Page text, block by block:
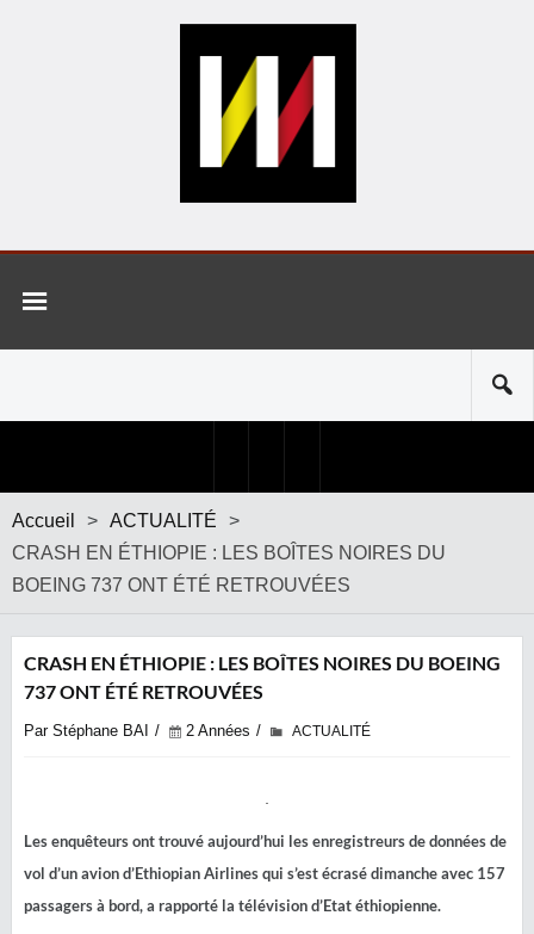
Accueil > ACTUALITÉ
>
CRASH EN ÉTHIOPIE : LES BOÎTES NOIRES DU
BOEING 737 ONT ÉTÉ RETROUVÉES
CRASH EN ÉTHIOPIE : LES BOÎTES NOIRES DU BOEING
737 ONT ÉTÉ RETROUVÉES
Par Stéphane BAI 2 Années ACTUALITÉ
Les enquêteurs ont trouvé aujourd’hui les enregistreurs de données de
vol d’un avion d’Ethiopian Airlines qui s’est écrasé dimanche avec 157
passagers à bord, a rapporté la télévision d’Etat éthiopienne.